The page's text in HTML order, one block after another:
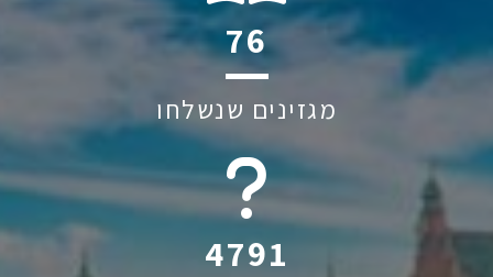
112
מגזינים שנשלחו
6045